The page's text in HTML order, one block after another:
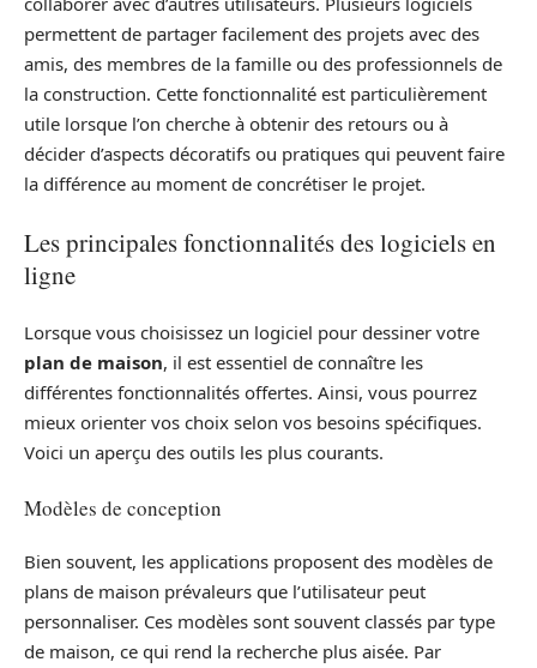
permettent de partager facilement des projets avec des
amis, des membres de la famille ou des professionnels de
la construction. Cette fonctionnalité est particulièrement
utile lorsque l’on cherche à obtenir des retours ou à
décider d’aspects décoratifs ou pratiques qui peuvent faire
la différence au moment de concrétiser le projet.
Les principales fonctionnalités des logiciels en
ligne
Lorsque vous choisissez un logiciel pour dessiner votre
plan de maison, il est essentiel de connaître les
différentes fonctionnalités offertes. Ainsi, vous pourrez
mieux orienter vos choix selon vos besoins spécifiques.
Voici un aperçu des outils les plus courants.
Modèles de conception
Bien souvent, les applications proposent des modèles de
plans de maison prévaleurs que l’utilisateur peut
personnaliser. Ces modèles sont souvent classés par type
de maison, ce qui rend la recherche plus aisée. Par